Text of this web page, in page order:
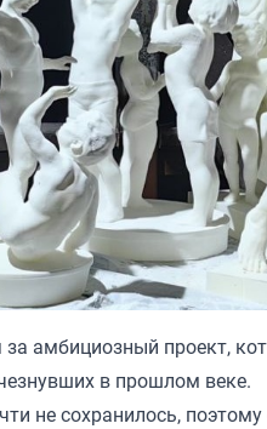
амбициозный проект,
в прошлом веке.
не сохранилось,